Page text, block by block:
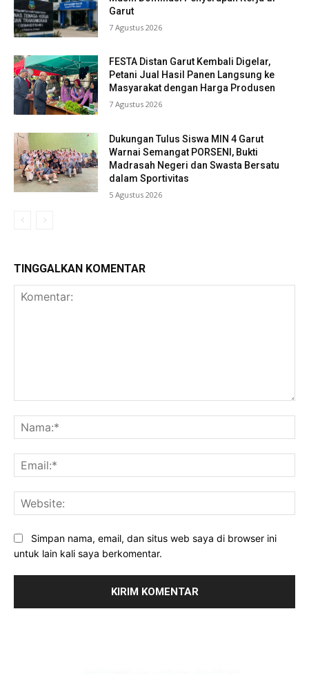
Garut
7 Agustus 2026
FESTA Distan Garut Kembali Digelar,
Petani Jual Hasil Panen Langsung ke
Masyarakat dengan Harga Produsen
7 Agustus 2026
Dukungan Tulus Siswa MIN 4 Garut
Warnai Semangat PORSENI, Bukti
Madrasah Negeri dan Swasta Bersatu
dalam Sportivitas
5 Agustus 2026
TINGGALKAN KOMENTAR
Simpan nama, email, dan situs web saya di browser ini
untuk lain kali saya berkomentar.